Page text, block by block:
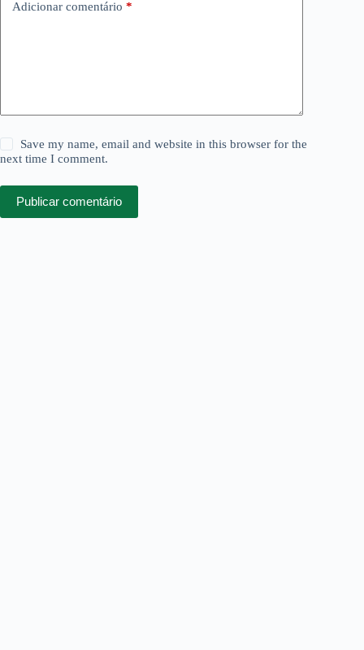
Adicionar comentário *
Save my name, email and website in this browser for the
next time I comment.
Publicar comentário